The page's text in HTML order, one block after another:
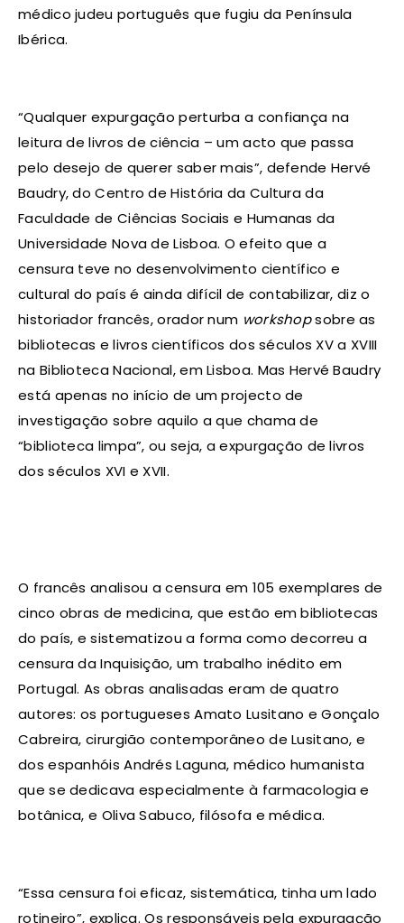
médico judeu português que fugiu da Península
Ibérica.
“Qualquer expurgação perturba a confiança na
leitura de livros de ciência – um acto que passa
pelo desejo de querer saber mais”, defende Hervé
Baudry, do Centro de História da Cultura da
Faculdade de Ciências Sociais e Humanas da
Universidade Nova de Lisboa. O efeito que a
censura teve no desenvolvimento científico e
cultural do país é ainda difícil de contabilizar, diz o
historiador francês, orador num workshopsobre as
bibliotecas e livros científicos dos séculos XV a XVIII
na Biblioteca Nacional, em Lisboa. Mas Hervé Baudry
está apenas no início de um projecto de
investigação sobre aquilo a que chama de
“biblioteca limpa”, ou seja, a expurgação de livros
dos séculos XVI e XVII.
O francês analisou a censura em 105 exemplares de
cinco obras de medicina, que estão em bibliotecas
do país, e sistematizou a forma como decorreu a
censura da Inquisição, um trabalho inédito em
Portugal. As obras analisadas eram de quatro
autores: os portugueses Amato Lusitano e Gonçalo
Cabreira, cirurgião contemporâneo de Lusitano, e
dos espanhóis Andrés Laguna, médico humanista
que se dedicava especialmente à farmacologia e
botânica, e Oliva Sabuco, filósofa e médica.
“Essa censura foi eficaz, sistemática, tinha um lado
rotineiro”, explica. Os responsáveis pela expurgação